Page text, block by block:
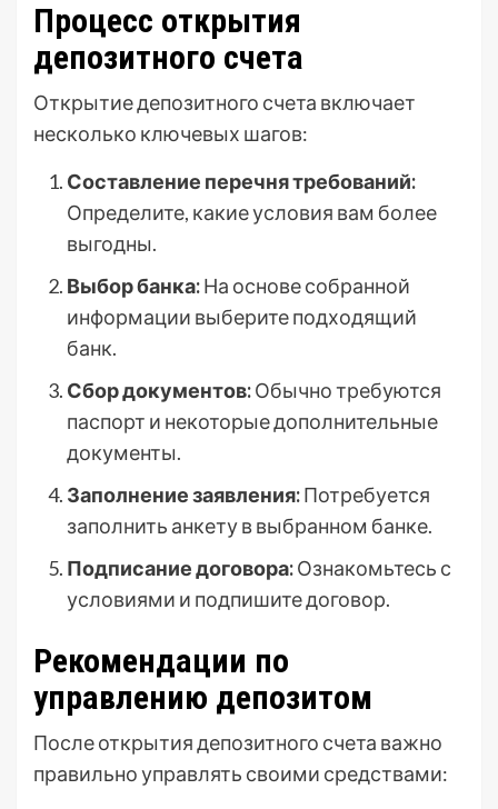
Процесс открытия
депозитного счета
Открытие депозитного счета включает
несколько ключевых шагов:
Составление перечня требований:
Определите, какие условия вам более
выгодны.
Выбор банка:На основе собранной
информации выберите подходящий
банк.
Сбор документов:Обычно требуются
паспорт и некоторые дополнительные
документы.
Заполнение заявления:Потребуется
заполнить анкету в выбранном банке.
Подписание договора:Ознакомьтесь с
условиями и подпишите договор.
Рекомендации по
управлению депозитом
После открытия депозитного счета важно
правильно управлять своими средствами: